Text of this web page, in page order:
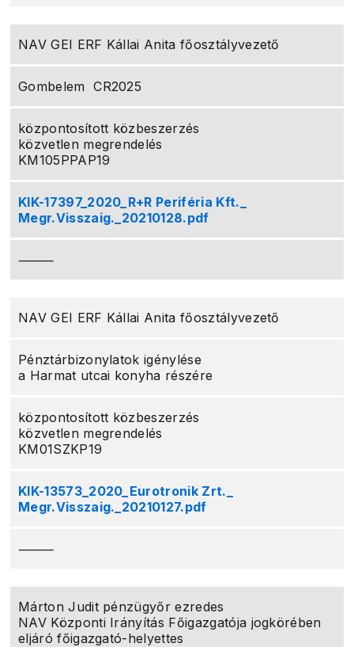
NAV GEI ERF Kállai Anita főosztályvezető
Gombelem CR2025
központosított közbeszerzés
közvetlen megrendelés
KM105PPAP19
KIK-17397_2020_R+R Periféria Kft._
Megr.Visszaig._20210128.pdf
⸻
NAV GEI ERF Kállai Anita főosztályvezető
Pénztárbizonylatok igénylése
a Harmat utcai konyha részére
központosított közbeszerzés
közvetlen megrendelés
KM01SZKP19
KIK-13573_2020_Eurotronik Zrt._
Megr.Visszaig._20210127.pdf
⸻
Márton Judit pénzügyőr ezredes
NAV Központi Irányítás Főigazgatója jogkörében
eljáró főigazgató-helyettes